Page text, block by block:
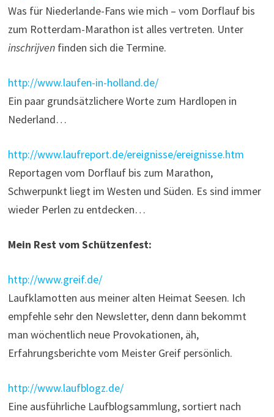
Was für Niederlande-Fans wie mich – vom Dorflauf bis
zum Rotterdam-Marathon ist alles vertreten. Unter
inschrijvenfinden sich die Termine.
http://www.laufen-in-holland.de/
Ein paar grundsätzlichere Worte zum Hardlopen in
Nederland…
http://www.laufreport.de/ereignisse/ereignisse.htm
Reportagen vom Dorflauf bis zum Marathon,
Schwerpunkt liegt im Westen und Süden. Es sind immer
wieder Perlen zu entdecken…
Mein Rest vom Schützenfest:
http://www.greif.de/
Laufklamotten aus meiner alten Heimat Seesen. Ich
empfehle sehr den Newsletter, denn dann bekommt
man wöchentlich neue Provokationen, äh,
Erfahrungsberichte vom Meister Greif persönlich.
http://www.laufblogz.de/
Eine ausführliche Laufblogsammlung, sortiert nach